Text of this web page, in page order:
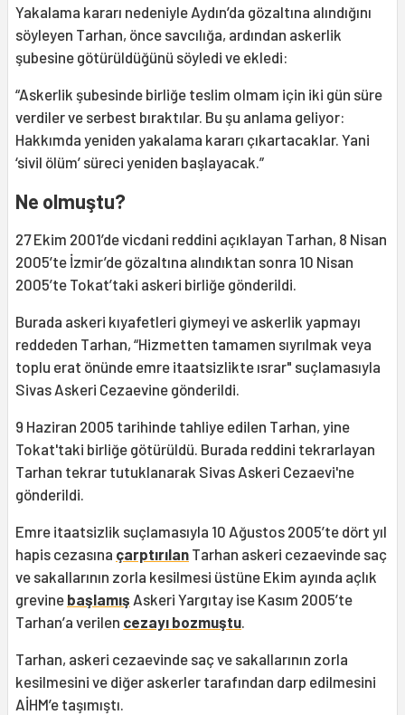
Yakalama kararı nedeniyle Aydın’da gözaltına alındığını
söyleyen Tarhan, önce savcılığa, ardından askerlik
şubesine götürüldüğünü söyledi ve ekledi:
“Askerlik şubesinde birliğe teslim olmam için iki gün süre
verdiler ve serbest bıraktılar. Bu şu anlama geliyor:
Hakkımda yeniden yakalama kararı çıkartacaklar. Yani
‘sivil ölüm’ süreci yeniden başlayacak.”
Ne olmuştu?
27 Ekim 2001’de vicdani reddini açıklayan Tarhan, 8 Nisan
2005’te İzmir’de gözaltına alındıktan sonra 10 Nisan
2005’te Tokat’taki askeri birliğe gönderildi.
Burada askeri kıyafetleri giymeyi ve askerlik yapmayı
reddeden Tarhan, “Hizmetten tamamen sıyrılmak veya
toplu erat önünde emre itaatsizlikte ısrar" suçlamasıyla
Sivas Askeri Cezaevine gönderildi.
9 Haziran 2005 tarihinde tahliye edilen Tarhan, yine
Tokat'taki birliğe götürüldü. Burada reddini tekrarlayan
Tarhan tekrar tutuklanarak Sivas Askeri Cezaevi'ne
gönderildi.
Emre itaatsizlik suçlamasıyla 10 Ağustos 2005’te dört yıl
hapis cezasına çarptırılan Tarhan askeri cezaevinde saç
ve sakallarının zorla kesilmesi üstüne Ekim ayında açlık
grevine başlamış Askeri Yargıtay ise Kasım 2005’te
Tarhan’a verilen cezayı bozmuştu.
Tarhan, askeri cezaevinde saç ve sakallarının zorla
kesilmesini ve diğer askerler tarafından darp edilmesini
AİHM’e taşımıştı.